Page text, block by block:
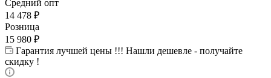
Средний опт
14 478 ₽
Розница
15 980 ₽
Гарантия лучшей цены !!! Нашли дешевле - получайте
скидку !